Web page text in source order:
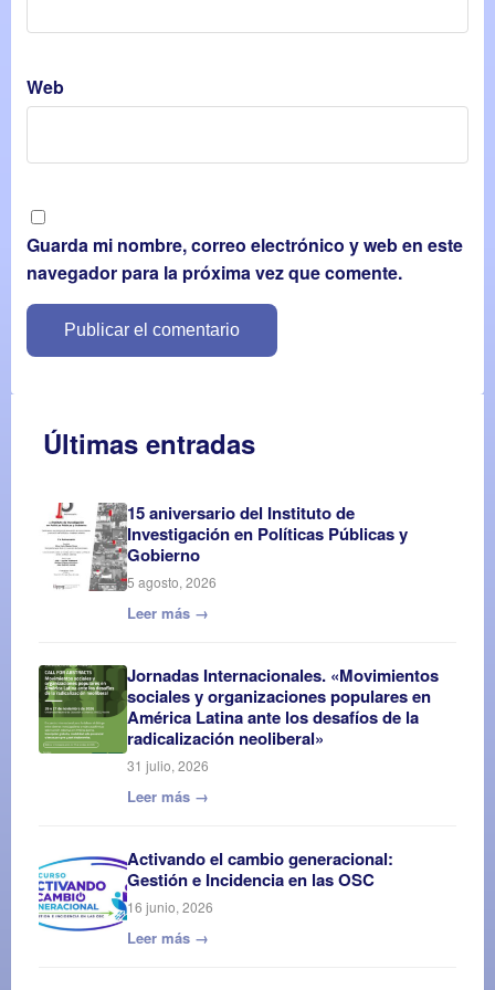
Web
Guarda mi nombre, correo electrónico y web en este
navegador para la próxima vez que comente.
Últimas entradas
15 aniversario del Instituto de
Investigación en Políticas Públicas y
Gobierno
5 agosto, 2026
Leer más →
Jornadas Internacionales. «Movimientos
sociales y organizaciones populares en
América Latina ante los desafíos de la
radicalización neoliberal»
31 julio, 2026
Leer más →
Activando el cambio generacional:
Gestión e Incidencia en las OSC
16 junio, 2026
Leer más →